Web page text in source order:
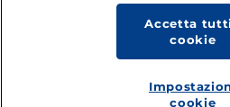
Accetta
cookie
cookie